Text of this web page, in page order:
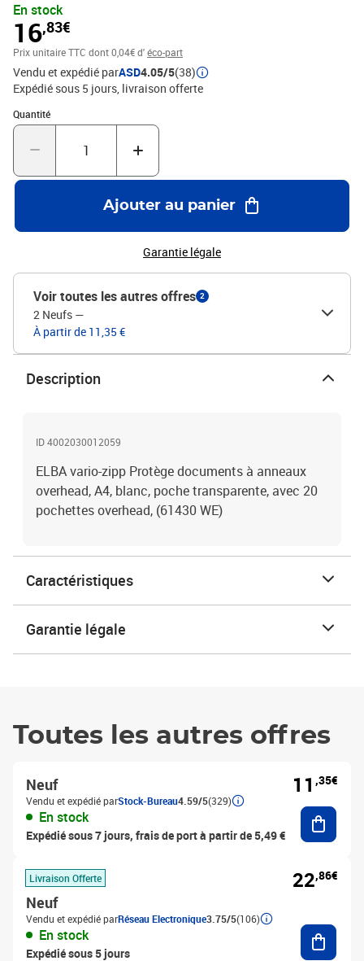
En stock
16,83€
Prix unitaire TTC dont 0,04€ d'éco-part
Vendu et expédié parASD4.05/5(38)
Expédié sous 5 jours livraison offerte
Quantité
Quantité : 1
Ajouter au panier
Garantie légale
Voir toutes les autres offres 2
2 Neufs —
À partir de 11,35 €
Description
ID 4002030012059
ELBA vario-zipp Protège documents à anneaux
overhead, A4, blanc, poche transparente, avec 20
pochettes overhead, (61430 WE)
Caractéristiques
Garantie légale
Toutes les autres offres
Neuf
Vendu et expédié parStock-Bureau4.59/5(329)
En stock
Expédié sous 7 jours, frais de port à partir de 5,49 €
11 ,35€
Livraison Offerte
Neuf
Vendu et expédié parRéseau Electronique3.75/5(106)
En stock
Expédié sous 5 jours
22,86€